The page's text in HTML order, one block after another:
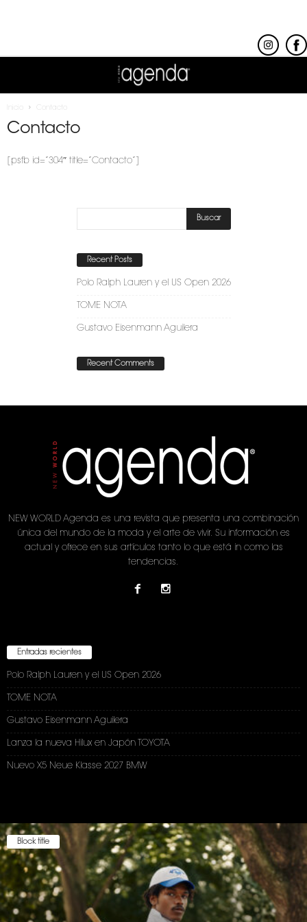
Contacto
Contacto
[psfb id=”304″ title=”Contacto”]
Recent Posts
Polo Ralph Lauren y el US Open 2026
TOME NOTA
Gustavo Eisenmann Aguilera
Recent Comments
NEW WORLD Agenda es una revista que presenta una combinación
única del mundo de la moda y el arte de vivir. Su información es
actual y ofrece en sus artículos tanto lo que está in como las
tendencias.
Entradas recientes
Polo Ralph Lauren y el US Open 2026
TOME NOTA
Gustavo Eisenmann Aguilera
Lanza la nueva Hilux en Japón TOYOTA
Nuevo X5 Neue Klasse 2027 BMW
Block title